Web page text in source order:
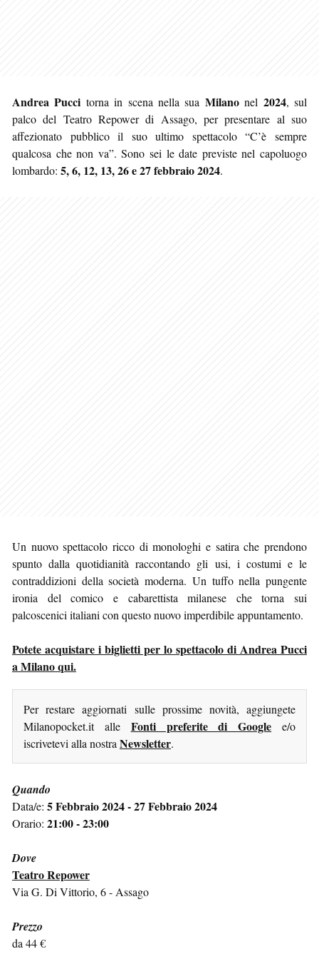
Andrea Pucci torna in scena nella sua Milanonel 2024, sul
palco del Teatro Repower di Assago, per presentare al suo
affezionato pubblico il suo ultimo spettacolo “C’è sempre
qualcosa che non va”. Sono sei le date previste nel capoluogo
lombardo: 5, 6, 12, 13, 26 e 27 febbraio 2024.
Un nuovo spettacolo ricco di monologhi e satira che prendono
spunto dalla quotidianità raccontando gli usi, i costumi e le
contraddizioni della società moderna. Un tuffo nella pungente
ironia del comico e cabarettista milanese che torna sui
palcoscenici italiani con questo nuovo imperdibile appuntamento.
Potete acquistare i biglietti per lo spettacolo di Andrea Pucci
a Milano qui.
Per restare aggiornati sulle prossime novità, aggiungete
Milanopocket.it alle Fonti preferite di Google e/o
iscrivetevi alla nostra Newsletter.
Quando
Data/e: 5 Febbraio 2024 - 27 Febbraio 2024
Orario: 21:00 - 23:00
Dove
Teatro Repower
Via G. Di Vittorio, 6 - Assago
Prezzo
da 44 €